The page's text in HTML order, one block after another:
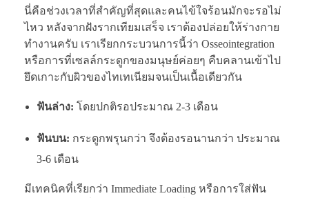
นี่คือช่วงเวลาที่สำคัญที่สุดและคนไข้ใจร้อนมักจะรอไม่
ไหว หลังจากฝังรากเทียมเสร็จ เราต้องปล่อยให้ร่างกาย
ทำงานครับ เราเรียกกระบวนการนี้ว่า Osseointegration
หรือการที่เซลล์กระดูกของมนุษย์ค่อยๆ คืบคลานเข้าไป
ยึดเกาะกับผิวของไทเทเนียมจนเป็นเนื้อเดียวกัน
ฟันล่าง: โดยปกติรอประมาณ 2-3 เดือน
ฟันบน: กระดูกพรุนกว่า จึงต้องรอนานกว่า ประมาณ
3-6 เดือน
มีเทคนิคที่เรียกว่า Immediate Loading หรือการใส่ฟัน